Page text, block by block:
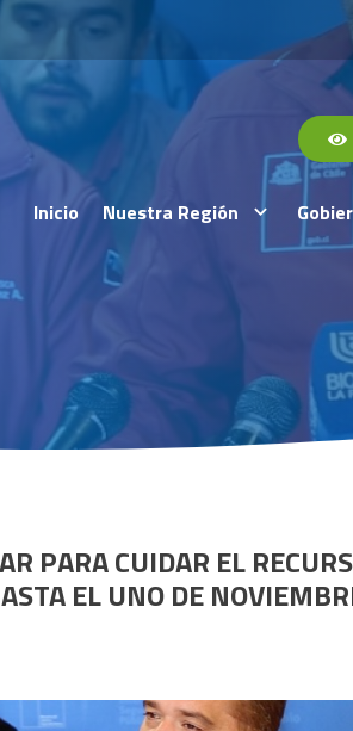
Inicio Nuestra Región
PARA CUIDAR EL
EL UNO DE